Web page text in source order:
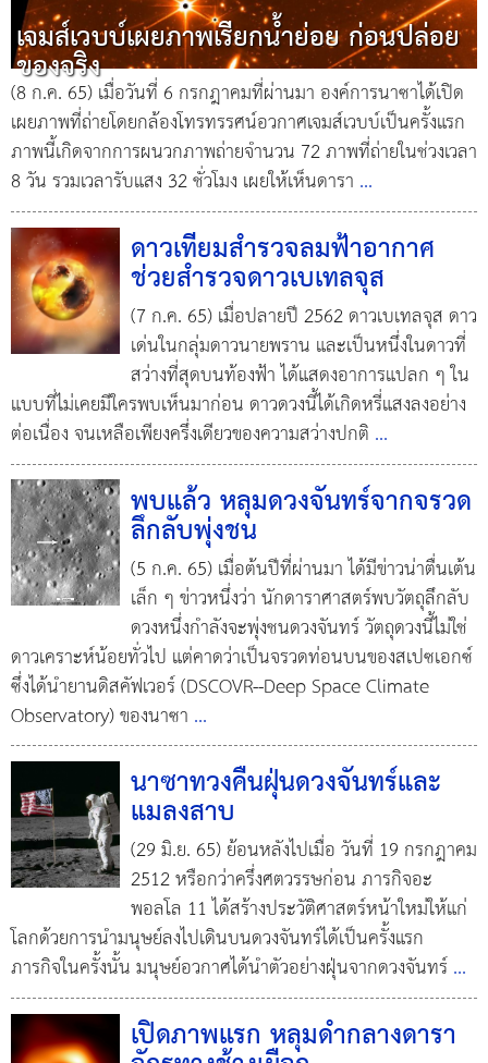
เจมส์เวบบ์เผยภาพเรียกน้ำย่อย ก่อนปล่อย
ของจริง
(8 ก.ค. 65) เมื่อวันที่ 6 กรกฎาคมที่ผ่านมา องค์การนาซาได้เปิด
เผยภาพที่ถ่ายโดยกล้องโทรทรรศน์อวกาศเจมส์เวบบ์เป็นครั้งแรก
ภาพนี้เกิดจากการผนวกภาพถ่ายจำนวน 72 ภาพที่ถ่ายในช่วงเวลา
8 วัน รวมเวลารับแสง 32 ชั่วโมง เผยให้เห็นดารา ...
ดาวเทียมสำรวจลมฟ้าอากาศ
ช่วยสำรวจดาวเบเทลจุส
(7 ก.ค. 65) เมื่อปลายปี 2562 ดาวเบเทลจุส ดาว
เด่นในกลุ่มดาวนายพราน และเป็นหนึ่งในดาวที่
สว่างที่สุดบนท้องฟ้า ได้แสดงอาการแปลก ๆ ใน
แบบที่ไม่เคยมีใครพบเห็นมาก่อน ดาวดวงนี้ได้เกิดหรี่แสงลงอย่าง
ต่อเนื่อง จนเหลือเพียงครึ่งเดียวของความสว่างปกติ ...
พบแล้ว หลุมดวงจันทร์จากจรวด
ลึกลับพุ่งชน
(5 ก.ค. 65) เมื่อต้นปีที่ผ่านมา ได้มีข่าวน่าตื่นเต้น
เล็ก ๆ ข่าวหนึ่งว่า นักดาราศาสตร์พบวัตถุลึกลับ
ดวงหนึ่งกำลังจะพุ่งชนดวงจันทร์ วัตถุดวงนี้ไม่ใช่
ดาวเคราะห์น้อยทั่วไป แต่คาดว่าเป็นจรวดท่อนบนของสเปซเอกซ์
ซึ่งได้นำยานดิสคัฟเวอร์ (DSCOVR--Deep Space Climate
Observatory) ของนาซา ...
นาซาทวงคืนฝุ่นดวงจันทร์และ
แมลงสาบ
(29 มิ.ย. 65) ย้อนหลังไปเมื่อ วันที่ 19 กรกฎาคม
2512 หรือกว่าครึ่งศตวรรษก่อน ภารกิจอะ
พอลโล 11 ได้สร้างประวัติศาสตร์หน้าใหม่ให้แก่
โลกด้วยการนำมนุษย์ลงไปเดินบนดวงจันทร์ได้เป็นครั้งแรก
ภารกิจในครั้งนั้น มนุษย์อวกาศได้นำตัวอย่างฝุ่นจากดวงจันทร์...
เปิดภาพแรก หลุมดำกลางดารา